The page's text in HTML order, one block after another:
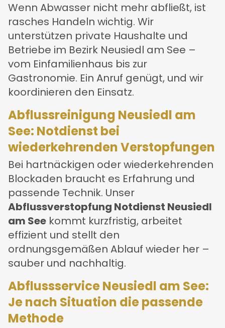
Wenn Abwasser nicht mehr abfließt, ist
rasches Handeln wichtig. Wir
unterstützen private Haushalte und
Betriebe im Bezirk Neusiedl am See –
vom Einfamilienhaus bis zur
Gastronomie. Ein Anruf genügt, und wir
koordinieren den Einsatz.
Abflussreinigung Neusiedl am
See: Notdienst bei
wiederkehrenden Verstopfungen
Bei hartnäckigen oder wiederkehrenden
Blockaden braucht es Erfahrung und
passende Technik. Unser
Abflussverstopfung Notdienst Neusiedl
am See kommt kurzfristig, arbeitet
effizient und stellt den
ordnungsgemäßen Ablauf wieder her –
sauber und nachhaltig.
Abflussservice Neusiedl am See:
Je nach Situation die passende
Methode